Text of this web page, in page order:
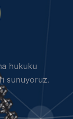
hukuku
sunuyoruz.